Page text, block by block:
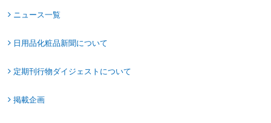
ニュース一覧
日用品化粧品新聞について
定期刊行物ダイジェストについて
掲載企画